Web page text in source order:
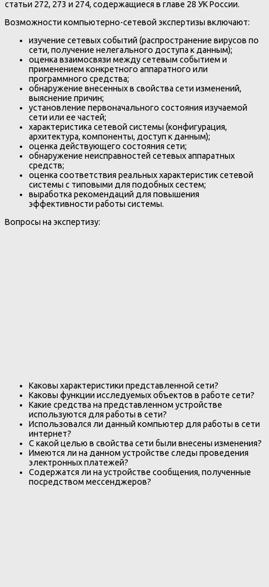
статьи 272, 273 и 274, содержащиеся в главе 28 УК России.
Возможности компьютерно-сетевой экспертизы включают:
изучение сетевых событий (распространение вирусов по
сети, получение нелегального доступа к данным);
оценка взаимосвязи между сетевым событием и
применением конкретного аппаратного или
программного средства;
обнаружение внесенных в свойства сети изменений,
выяснение причин;
установление первоначального состояния изучаемой
сети или ее частей;
характеристика сетевой системы (конфигурация,
архитектура, компоненты, доступ к данным);
оценка действующего состояния сети;
обнаружение неисправностей сетевых аппаратных
средств;
оценка соответствия реальных характеристик сетевой
системы с типовыми для подобных сестем;
выработка рекомендаций для повышения
эффективности работы системы.
Вопросы на экспертизу:
Каковы характеристики представленной сети?
Каковы функции исследуемых объектов в работе сети?
Какие средства на представленном устройстве
используются для работы в сети?
Использовался ли данный компьютер для работы в сети
интернет?
С какой целью в свойства сети были внесены изменения?
Имеются ли на данном устройстве следы проведения
электронных платежей?
Содержатся ли на устройстве сообщения, полученные
посредством мессенджеров?